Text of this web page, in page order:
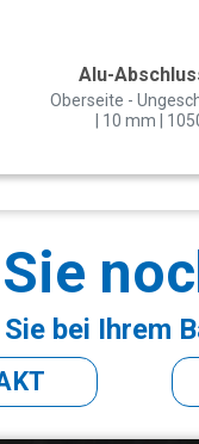
Alu-
Oberseite -
| 10 mm |
bei Ihrem